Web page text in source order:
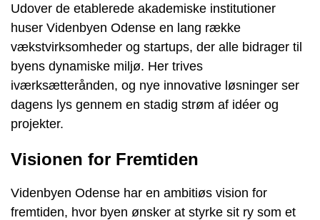
Udover de etablerede akademiske institutioner
huser Videnbyen Odense en lang række
vækstvirksomheder og startups, der alle bidrager til
byens dynamiske miljø. Her trives
iværksætterånden, og nye innovative løsninger ser
dagens lys gennem en stadig strøm af idéer og
projekter.
Visionen for Fremtiden
Videnbyen Odense har en ambitiøs vision for
fremtiden, hvor byen ønsker at styrke sit ry som et